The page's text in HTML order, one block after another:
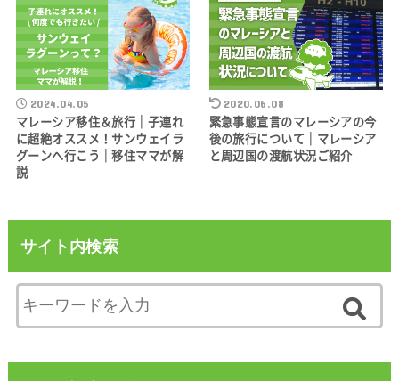
2024.04.05
マレーシア移住＆旅行｜子連れ
に超絶オススメ！サンウェイラ
グーンへ行こう｜移住ママが解
説
2020.06.08
緊急事態宣言のマレーシアの今
後の旅行について｜マレーシア
と周辺国の渡航状況ご紹介
サイト内検索